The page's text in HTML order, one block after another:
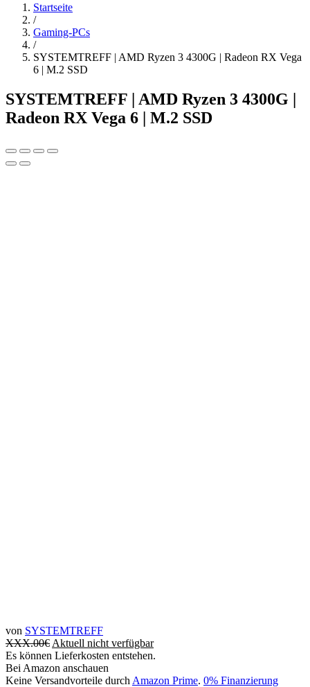
Startseite
/
Gaming-PCs
/
SYSTEMTREFF | AMD Ryzen 3 4300G | Radeon RX Vega
6 | M.2 SSD
SYSTEMTREFF | AMD Ryzen 3 4300G |
Radeon RX Vega 6 | M.2 SSD
von SYSTEMTREFF
XXX.00€ Aktuell nicht verfügbar
Es können Lieferkosten entstehen.
Bei Amazon anschauen
Keine Versandvorteile durch Amazon Prime. 0% Finanzierung